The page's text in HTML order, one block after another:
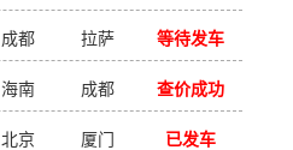
成都 拉萨 等待发车
海南 成都 查价成功
北京 厦门 已发车